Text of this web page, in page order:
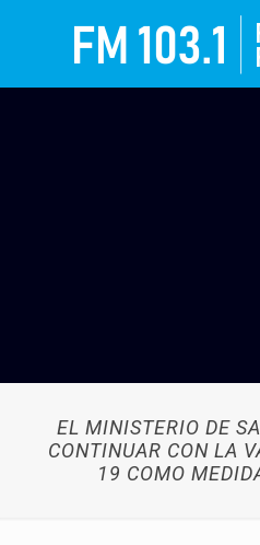
EL MINISTERIO DE
CONTINUAR CON LA
19 COMO